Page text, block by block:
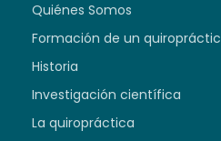
Quiénes Somos
Formación de un
Historia
Investigación científica
La quiropráctica